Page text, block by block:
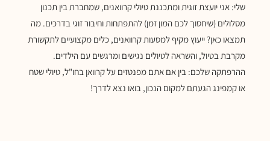
שלי: אני יועצת זוגית ומתכננת טיולי קרוואנים, שמחברת בין תכנון
מסלולים (שיחסוך לכם המון זמן) להתפתחות וחיבור זוגי בדרכים. מה
תמצאו כאן? ייעוץ מקיף למסעות קרוואנים, כלים מקצועיים לתקשורת
מקרבת בטיול, והשראה לטיולים נגישים ומרגשים עם הילדים.
ההרפתקה שלכם: בין אם אתם מפנטזים על קרוואן בחו"ל, טיולי שטח
או קמפינג הגעתם למקום הנכון, בואו נצא לדרך!